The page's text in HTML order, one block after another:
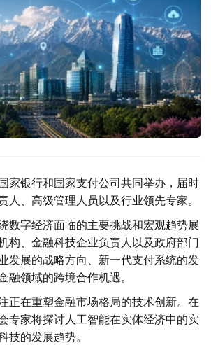
家银行和国家支付公司共同举办，届时
人、高级管理人员以及行业领先专家。
数字经济面临的主要挑战和宏观趋势展
构、金融科技企业负责人以及政府部门
发展的战略方向、新一代支付系统的发
融领域的跨境合作机遇。
正在重塑金融市场格局的技术创新。在
专家将探讨人工智能在实体经济中的实
技的发展趋势。